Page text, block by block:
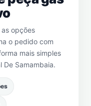
opções
o pedido com
mais simples
De Samambaia.